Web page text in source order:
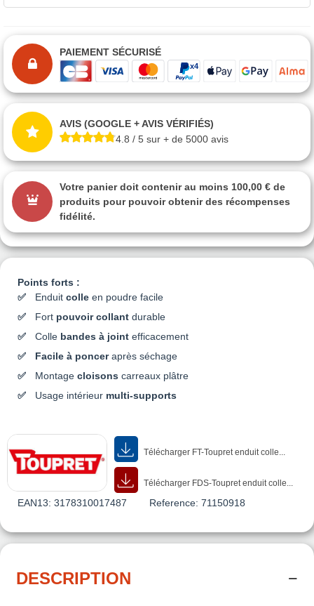
Points forts :
Enduit colle en poudre facile
Fort pouvoir collant durable
Colle bandes à joint efficacement
Facile à ponceraprès séchage
Montage cloisons carreaux plâtre
Usage intérieur multi-supports
Télécharger FT-Toupret enduit colle...
Télécharger FDS-Toupret enduit colle...
EAN13: 3178310017487 Reference: 71150918
PAIEMENT SÉCURISÉ
AVIS (GOOGLE + AVIS VÉRIFIÉS)
4.8 / 5 sur + de 5000 avis
Votre panier doit contenir au moins 100,00 € de
produits pour pouvoir obtenir des récompenses
fidélité.
DESCRIPTION